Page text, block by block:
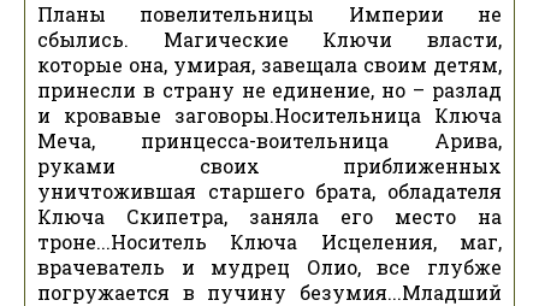
Планы повелительницы Империи не
сбылись. Магические Ключи власти,
которые она, умирая, завещала своим детям,
принесли в страну не единение, но – разлад
и кровавые заговоры.Носительница Ключа
Меча, принцесса-воительница Арива,
руками своих приближенных
уничтожившая старшего брата, обладателя
Ключа Скипетра, заняла его место на
троне...Носитель Ключа Исцеления, маг,
врачеватель и мудрец Олио, все глубже
погружается в пучину безумия...Младший